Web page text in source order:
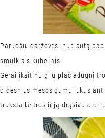
Paruošiu daržoves: nuplautą
smulkiais kubeliais.
Gerai įkaitinu gilų plačiadugnį
didesnius mėsos gumuliukus
trūksta keitros ir ją drąsiau